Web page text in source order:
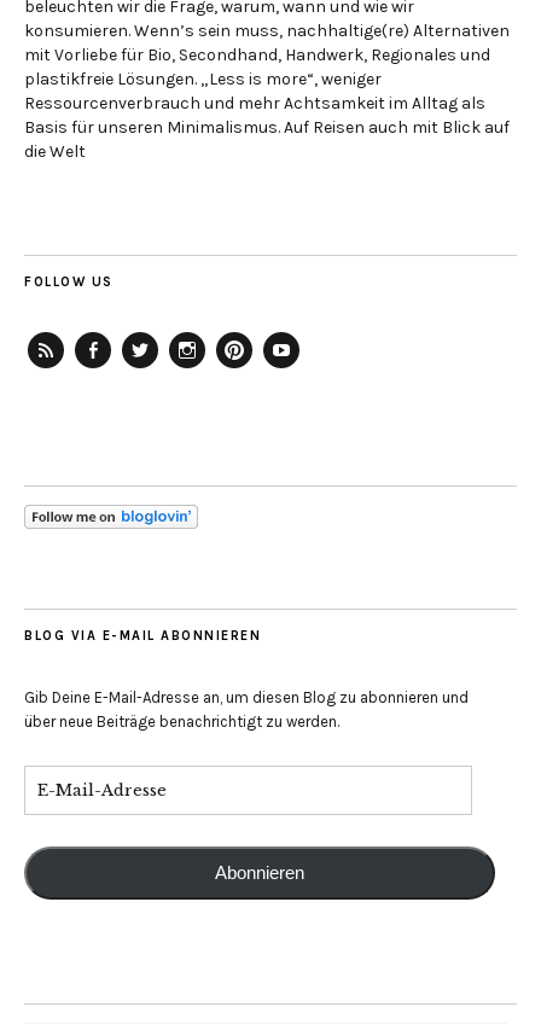
beleuchten wir die Frage, warum, wann und wie wir
konsumieren. Wenn’s sein muss, nachhaltige(re) Alternativen
mit Vorliebe für Bio, Secondhand, Handwerk, Regionales und
plastikfreie Lösungen. „Less is more“, weniger
Ressourcenverbrauch und mehr Achtsamkeit im Alltag als
Basis für unseren Minimalismus. Auf Reisen auch mit Blick auf
die Welt
FOLLOW US
BLOG VIA E-MAIL ABONNIEREN
Gib Deine E-Mail-Adresse an, um diesen Blog zu abonnieren und
über neue Beiträge benachrichtigt zu werden.
Abonnieren